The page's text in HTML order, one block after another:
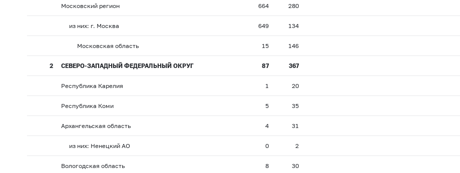
Московский регион 664 280
из них: г. Москва 649 134
Московская область 15 146
2 СЕВЕРО-ЗАПАДНЫЙ ФЕДЕРАЛЬНЫЙ ОКРУГ 87 367
Республика Карелия 1 20
Республика Коми 5 35
Архангельская область 4 31
из них: Ненецкий АО 0 2
Вологодская область 8 30